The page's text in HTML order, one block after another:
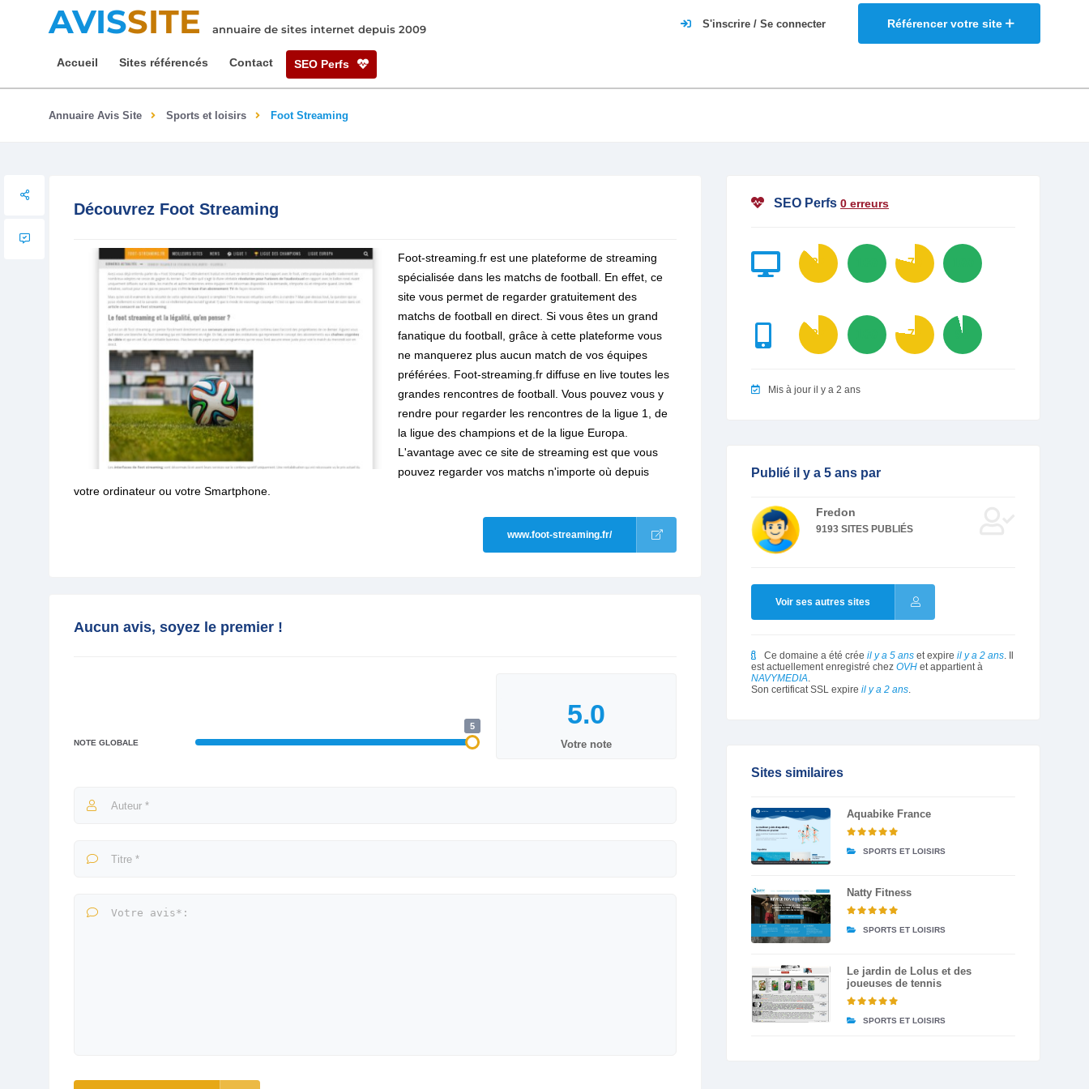
AVISSITE annuaire de sites internet depuis 2009 Référencer votre site
S'inscrire / Se connecter
Accueil Sites référencés Contact SEO Perfs
Annuaire Avis Site Sports et loisirs Foot Streaming
Découvrez Foot Streaming
Foot-streaming.fr est une plateforme de streaming
spécialisée dans les matchs de football. En effet, ce
site vous permet de regarder gratuitement des
matchs de football en direct. Si vous êtes un grand
fanatique du football, grâce à cette plateforme vous
ne manquerez plus aucun match de vos équipes
préférées. Foot-streaming.fr diffuse en live toutes les
grandes rencontres de football. Vous pouvez vous y
rendre pour regarder les rencontres de la ligue 1, de
la ligue des champions et de la ligue Europa.
L'avantage avec ce site de streaming est que vous
pouvez regarder vos matchs n'importe où depuis
votre ordinateur ou votre Smartphone.
www.foot-streaming.fr/
Aucun avis, soyez le premier !
NOTE GLOBALE
5
Votre note
SEO Perfs 0 erreurs
87 79
87 77 96
Mis à jour il y a 2 ans
Publié il y a 5 ans par
Fredon
9193 SITES PUBLIÉS
Voir ses autres sites
Ce domaine a été crée il y a 5 ans et expire il y a 2 ans. Il
est actuellement enregistré chez OVH et appartient à
NAVYMEDIA.
Son certificat SSL expire il y a 2 ans.
Sites similaires
Aquabike France
SPORTS ET LOISIRS
Natty Fitness
SPORTS ET LOISIRS
Le jardin de Lolus et des
joueuses de tennis
SPORTS ET LOISIRS